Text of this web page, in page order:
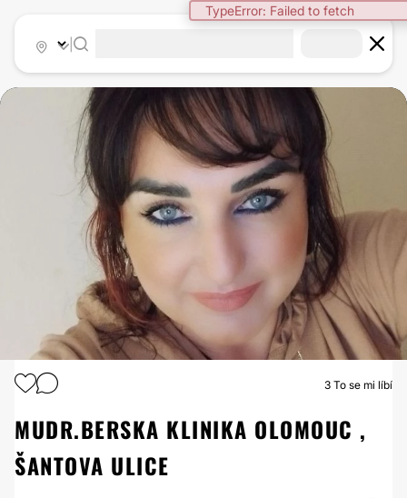
TypeError: Failed to fetch
INJEKČNÍ VÝPLNĚ
3 To se mi líbí
MUDR.BERSKA KLINIKA OLOMOUC ,
ŠANTOVA ULICE